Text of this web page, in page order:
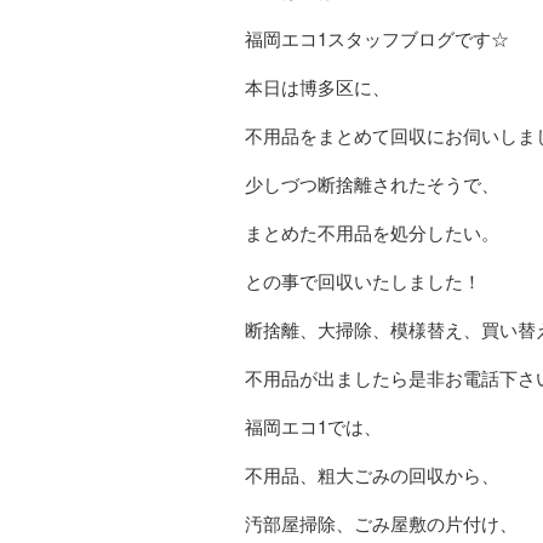
福岡エコ1スタッフブログです☆
本日は博多区に、
不用品をまとめて回収にお伺いしま
少しづつ断捨離されたそうで、
まとめた不用品を処分したい。
との事で回収いたしました！
断捨離、大掃除、模様替え、買い替
不用品が出ましたら是非お電話下さ
福岡エコ1では、
不用品、粗大ごみの回収から、
汚部屋掃除、ごみ屋敷の片付け、